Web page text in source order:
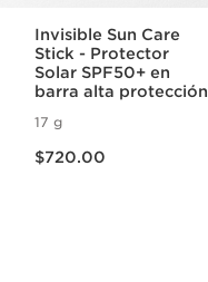
Invisible Sun Care
Stick - Protector
Solar SPF50+ en
barra alta protección
17 g
$720.00